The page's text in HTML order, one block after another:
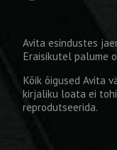
Avita esindustes
Eraisikutel palume
Kõik õigused Avita
kirjaliku loata ei
reprodutseerida.